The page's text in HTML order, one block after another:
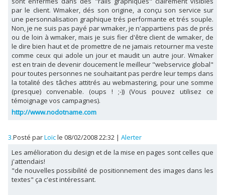
par le client. Wmaker, dés son origine, a conçu son service sur
une personnalisation graphique trés performante et trés souple.
Non, je ne suis pas payé par wmaker, je n'appartiens pas de prés
ou de loin à wmaker, mais je suis fier d'être client de wmaker, de
le dire bien haut et de promettre de ne jamais retourner ma veste
comme ceux qui adole un jour et maudit un autre jour. Wmaker
est en train de devenir doucement le meilleur "webservice global"
pour toutes personnes ne souhaitant pas perdre leur temps dans
la totalité des tâches attitrés au webmastering, pour une somme
(presque) convenable. (oups ! ;-)) (Vous pouvez utilisez ce
témoignage vos campagnes).
http://www.nodotname.com
3.Posté parLoïcle 08/02/2008 22:32 | Alerter
Les amélioration du design et de la mise en pages sont celles que
j'attendais!
"de nouvelles possibilité de positionnement des images dans les
textes" ça c'est intéressant.